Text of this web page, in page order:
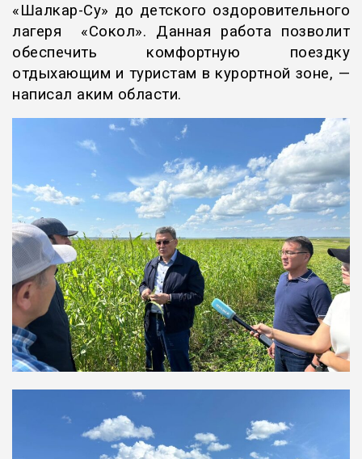
«Шалкар-Су» до детского оздоровительного
лагеря «Сокол». Данная работа позволит
обеспечить комфортную поездку
отдыхающим и туристам в курортной зоне, —
написал аким области.